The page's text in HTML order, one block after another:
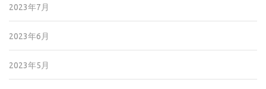
2023年7月
2023年6月
2023年5月